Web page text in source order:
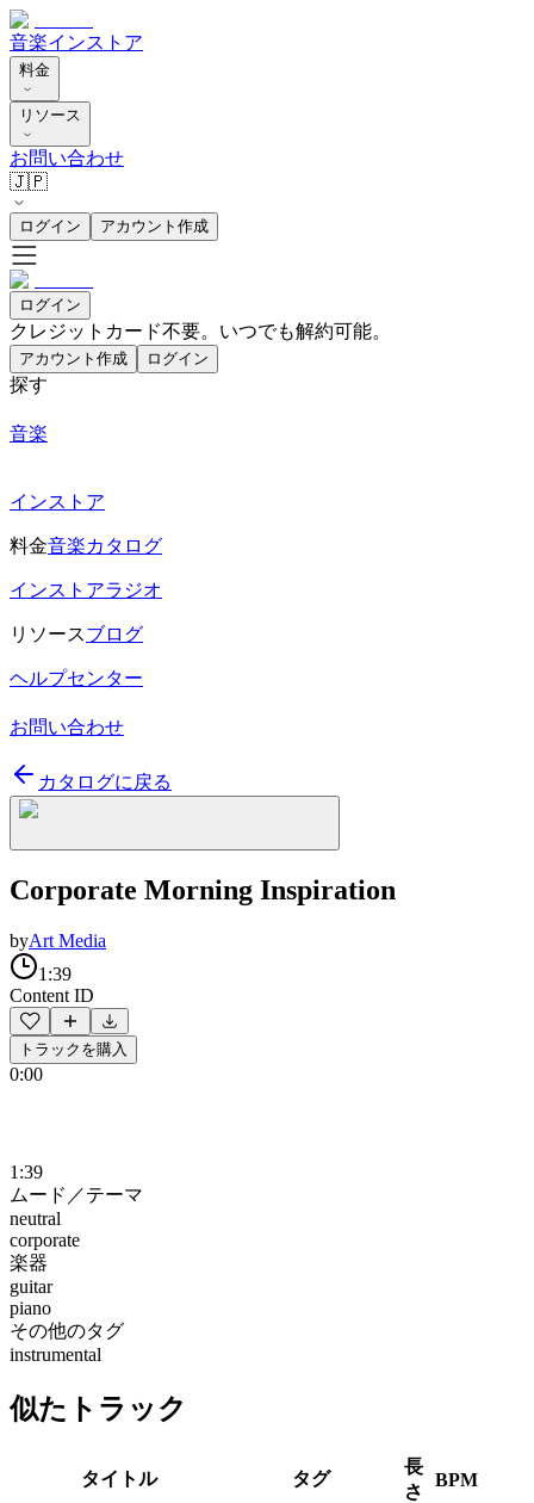
音楽インストア
料金
リソース
お問い合わせ
🇯🇵
ログイン アカウント作成
ログイン
クレジットカード不要。いつでも解約可能。
アカウント作成 ログイン
探す
音楽
インストア
料金音楽カタログ
インストアラジオ
リソースブログ
ヘルプセンター
お問い合わせ
カタログに戻る
Corporate Morning Inspiration
byArt Media
1:39
Content ID
トラックを購入
0:00
1:39
ムード／テーマ
neutral
corporate
楽器
guitar
piano
その他のタグ
instrumental
似たトラック
タイトル タグ
長
さ
BPM